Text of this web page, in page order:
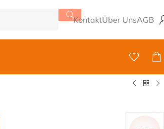
KontaktÜber UnsAGB